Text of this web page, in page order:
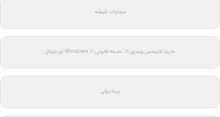
مجازات شیشه
خرید لایسنس ویندوز 11: نسخه قانونی Windows 11 اورجینال
پرده برقی